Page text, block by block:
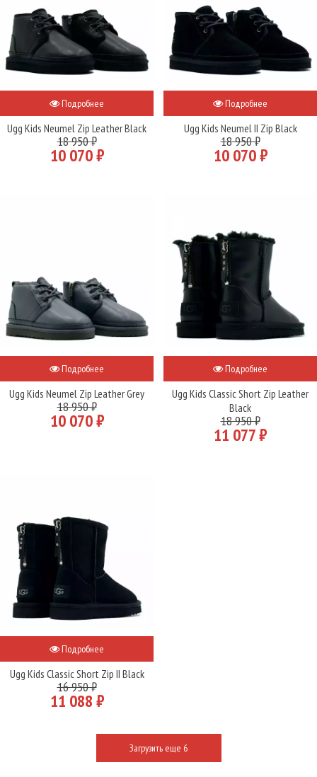
Подробнее
Ugg Kids Neumel Zip Leather Black
18 950 ₽
10 070 ₽
Подробнее
Ugg Kids Neumel II Zip Black
18 950 ₽
10 070 ₽
Подробнее
Ugg Kids Neumel Zip Leather Grey
18 950 ₽
10 070 ₽
Подробнее
Ugg Kids Classic Short Zip Leather
Black
18 950 ₽
11 077 ₽
Подробнее
Ugg Kids Classic Short Zip II Black
16 950 ₽
11 088 ₽
Загрузить еще 6